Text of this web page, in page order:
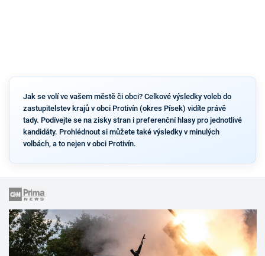
Jak se volí ve vašem městě či obci? Celkové výsledky voleb do
zastupitelstev krajů v obci Protivín (okres Písek) vidíte právě
tady. Podívejte se na zisky stran i preferenční hlasy pro jednotlivé
kandidáty. Prohlédnout si můžete také výsledky v minulých
volbách, a to nejen v obci Protivín.